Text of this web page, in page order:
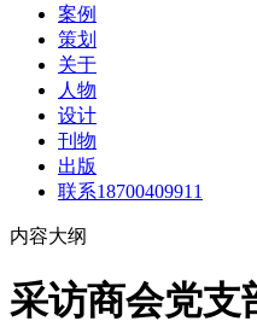
案例
策划
关于
人物
设计
刊物
出版
联系18700409911
内容大纲
采访商会党支